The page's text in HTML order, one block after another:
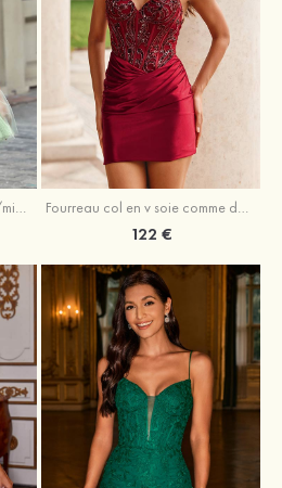
Trapèze col en v tulle courte/mini robe de fête de la rentrée avec perles Fourreau col en v soie comme du satin courte/mini robe de fête de la rentrée avec paillettes
122 €